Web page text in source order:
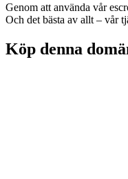
Genom att använda vår
Och det bästa av allt – vår
Köp denna